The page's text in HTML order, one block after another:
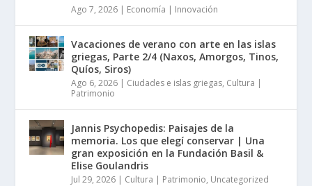
Ago 7, 2026 | Economía | Innovación
Vacaciones de verano con arte en las islas
griegas, Parte 2/4 (Naxos, Amorgos, Tinos,
Quíos, Siros)
Ago 6, 2026 | Ciudades e islas griegas, Cultura |
Patrimonio
Jannis Psychopedis: Paisajes de la
memoria. Los que elegí conservar | Una
gran exposición en la Fundación Basil &
Elise Goulandris
Jul 29, 2026 | Cultura | Patrimonio, Uncategorized